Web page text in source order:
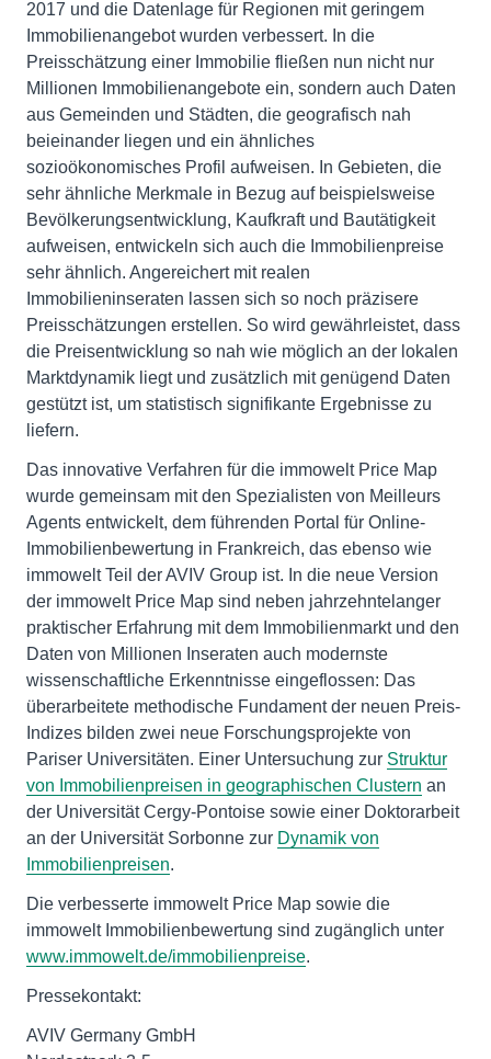
2017 und die Datenlage für Regionen mit geringem
Immobilienangebot wurden verbessert. In die
Preisschätzung einer Immobilie fließen nun nicht nur
Millionen Immobilienangebote ein, sondern auch Daten
aus Gemeinden und Städten, die geografisch nah
beieinander liegen und ein ähnliches
sozioökonomisches Profil aufweisen. In Gebieten, die
sehr ähnliche Merkmale in Bezug auf beispielsweise
Bevölkerungsentwicklung, Kaufkraft und Bautätigkeit
aufweisen, entwickeln sich auch die Immobilienpreise
sehr ähnlich. Angereichert mit realen
Immobilieninseraten lassen sich so noch präzisere
Preisschätzungen erstellen. So wird gewährleistet, dass
die Preisentwicklung so nah wie möglich an der lokalen
Marktdynamik liegt und zusätzlich mit genügend Daten
gestützt ist, um statistisch signifikante Ergebnisse zu
liefern.
Das innovative Verfahren für die immowelt Price Map
wurde gemeinsam mit den Spezialisten von Meilleurs
Agents entwickelt, dem führenden Portal für Online-
Immobilienbewertung in Frankreich, das ebenso wie
immowelt Teil der AVIV Group ist. In die neue Version
der immowelt Price Map sind neben jahrzehntelanger
praktischer Erfahrung mit dem Immobilienmarkt und den
Daten von Millionen Inseraten auch modernste
wissenschaftliche Erkenntnisse eingeflossen: Das
überarbeitete methodische Fundament der neuen Preis-
Indizes bilden zwei neue Forschungsprojekte von
Pariser Universitäten. Einer Untersuchung zur Struktur
von Immobilienpreisen in geographischen Clustern an
der Universität Cergy-Pontoise sowie einer Doktorarbeit
an der Universität Sorbonne zur Dynamik von
Immobilienpreisen.
Die verbesserte immowelt Price Map sowie die
immowelt Immobilienbewertung sind zugänglich unter
www.immowelt.de/immobilienpreise.
Pressekontakt:
AVIV Germany GmbH